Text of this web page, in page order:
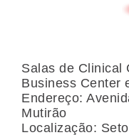
Salas de Clinical
Business Center
Endereço:
Mutirão
Localização: